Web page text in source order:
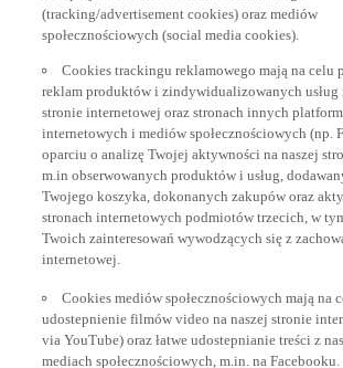
(tracking/advertisement cookies) oraz mediów
społecznościowych (social media cookies).
Cookies trackingu reklamowego mają na celu
reklam produktów i zindywidualizowanych usług
stronie internetowej oraz stronach innych platform
internetowych i mediów społecznościowych (np.
oparciu o analizę Twojej aktywności na naszej
m.in obserwowanych produktów i usług,
Twojego koszyka, dokonanych zakupów oraz
stronach internetowych podmiotów trzecich, w
Twoich zainteresowań wywodzących się z
internetowej.
Cookies mediów społecznościowych mają na
udostepnienie filmów video na naszej stronie
via YouTube) oraz łatwe udostepnianie treści z
mediach społecznościowych, m.in. na Facebooku.